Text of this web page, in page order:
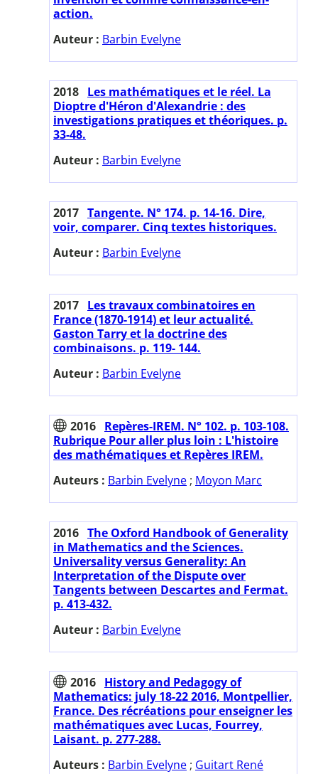
action.
Auteur : Barbin Evelyne
2018 Les mathématiques et le réel. La
Dioptre d'Héron d'Alexandrie : des
investigations pratiques et théoriques. p.
33-48.
Auteur : Barbin Evelyne
2017 Tangente. N° 174. p. 14-16. Dire,
voir, comparer. Cinq textes historiques.
Auteur : Barbin Evelyne
2017 Les travaux combinatoires en
France (1870-1914) et leur actualité.
Gaston Tarry et la doctrine des
combinaisons. p. 119- 144.
Auteur : Barbin Evelyne
2016 Repères-IREM. N° 102. p. 103-108.
Rubrique Pour aller plus loin : L'histoire
des mathématiques et Repères IREM.
Auteurs : Barbin Evelyne ; Moyon Marc
2016 The Oxford Handbook of Generality
in Mathematics and the Sciences.
Universality versus Generality: An
Interpretation of the Dispute over
Tangents between Descartes and Fermat.
p. 413-432.
Auteur : Barbin Evelyne
2016 History and Pedagogy of
Mathematics: july 18-22 2016, Montpellier,
France. Des récréations pour enseigner les
mathématiques avec Lucas, Fourrey,
Laisant. p. 277-288.
Auteurs : Barbin Evelyne ; Guitart René